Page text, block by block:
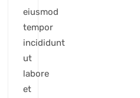
eiusmod
tempor
incididunt
ut
labore
et